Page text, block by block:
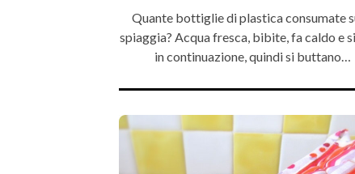
Quante bottiglie di plastica consumate
spiaggia? Acqua fresca, bibite, fa caldo e
in continuazione, quindi si buttano…